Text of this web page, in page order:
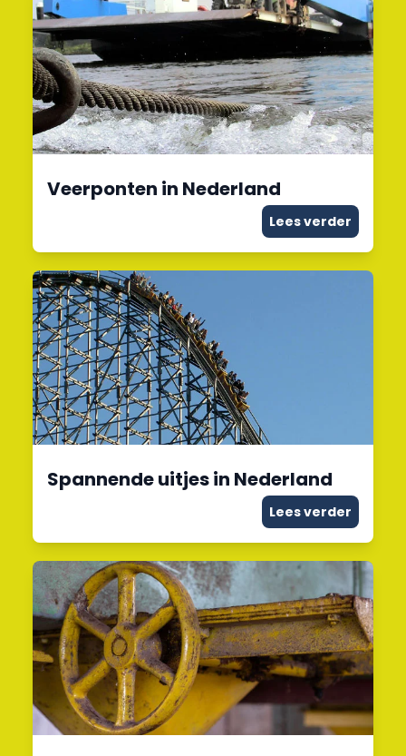
Veerponten in Nederland
Lees verder
Spannende uitjes in Nederland
Lees verder